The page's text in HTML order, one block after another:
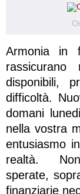
Armonia in
disponibili,
difficoltà.
domani
nella vostra
entusiasmo
realtà. Non
sperate,
finanziarie